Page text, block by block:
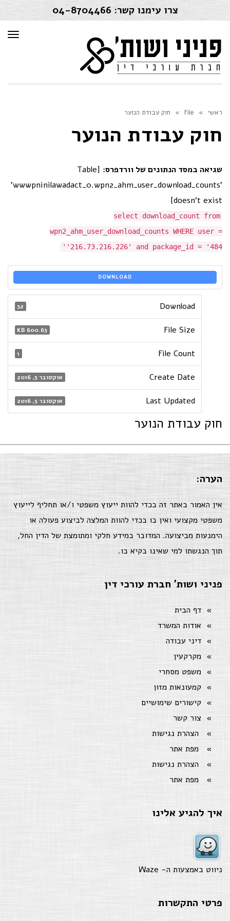
צרו עימנו קשר: 04-8704466
ראשי »
File
» חוק עבודת הנוער
חוק עבודת הנוער
שגיאה במסד הנתונים של וורדפרס: [Table
'wwwpninilawadact_0.wpn2_ahm_user_download_counts'
doesn't exist]
select download_count from
wpn2_ahm_user_download_counts WHERE user =
'216.73.216.226' and package_id = '484'
DOWNLOAD
Download
32
File Size
600.63 KB
File Count
1
Create Date אוקטובר 5, 2016
Last Updated אוקטובר 5, 2016
חוק עבודת הנוער
הערה:
אין האמור באתר זה בכדי להוות ייעוץ משפטי ו/או תחליף לייעוץ
משפטי מקצועי ואין בו בכדי להוות המלצה לביצוע פעולה או
הימנעות מביצועה. המדובר במידע חלקי ומתומצת של הדין החל,
תוך הנגשתו למי שאינו בקיא בו.
פניני ושות' חברת עורכי דין
דף הבית
אודות המשרד
דיני עבודה
מקרקעין
משפט מסחרי
קמעונאות מזון
קישורים שימושיים
צור קשר
הצהרת נגישות
מפת אתר
הצהרת נגישות
מפת אתר
איך להגיע אלינו
ניווט באמצעות ה- Waze
פרטי התקשרות